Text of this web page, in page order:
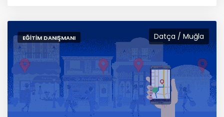
Datça / Muğla
EĞITIM DANIŞMANI